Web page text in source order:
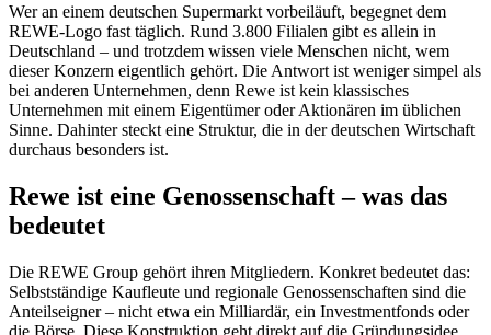
Wer an einem deutschen Supermarkt vorbeiläuft, begegnet dem
REWE-Logo fast täglich. Rund 3.800 Filialen gibt es allein in
Deutschland – und trotzdem wissen viele Menschen nicht, wem
dieser Konzern eigentlich gehört. Die Antwort ist weniger simpel als
bei anderen Unternehmen, denn Rewe ist kein klassisches
Unternehmen mit einem Eigentümer oder Aktionären im üblichen
Sinne. Dahinter steckt eine Struktur, die in der deutschen Wirtschaft
durchaus besonders ist.
Rewe ist eine Genossenschaft – was das
bedeutet
Die REWE Group gehört ihren Mitgliedern. Konkret bedeutet das:
Selbstständige Kaufleute und regionale Genossenschaften sind die
Anteilseigner – nicht etwa ein Milliardär, ein Investmentfonds oder
die Börse. Diese Konstruktion geht direkt auf die Gründungsidee